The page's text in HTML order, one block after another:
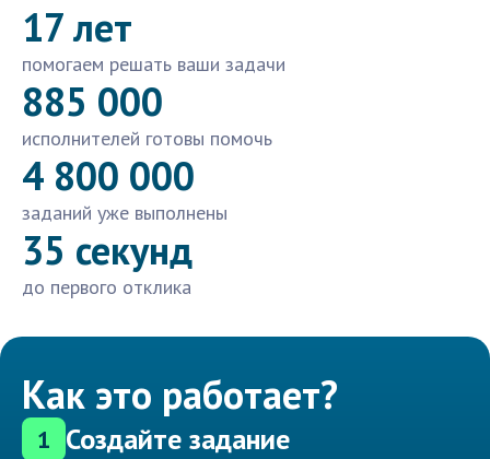
17 лет
помогаем решать ваши задачи
885 000
исполнителей готовы помочь
4 800 000
заданий уже выполнены
35 секунд
до первого отклика
Как это работает?
1 Создайте задание